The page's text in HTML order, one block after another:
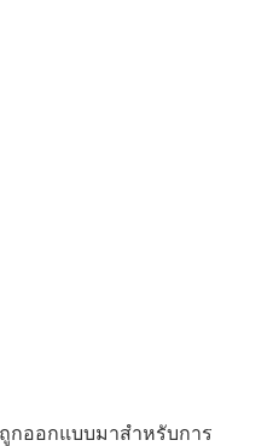
กออกแบบมาสำหรับการ